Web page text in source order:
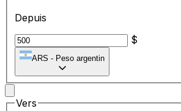
Depuis
$
ARS - Peso argentin
Vers